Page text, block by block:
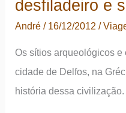
Atenas,
da
Grécia
desfiladeiro e
André/ 16/12/2012/
Os sítios arqueológicos
cidade de Delfos, na
história dessa civilização.